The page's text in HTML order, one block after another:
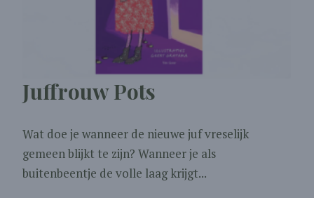
Juffrouw Pots
Wat doe je wanneer de nieuwe juf vreselijk
gemeen blijkt te zijn? Wanneer je als
buitenbeentje de volle laag krijgt...